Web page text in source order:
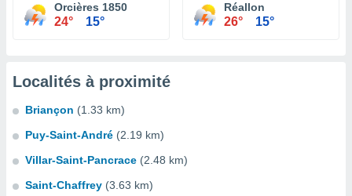
Orcières 1850
24° 15°
Réallon
26° 15°
Localités à proximité
Briançon (1.33 km)
Puy-Saint-André (2.19 km)
Villar-Saint-Pancrace (2.48 km)
Saint-Chaffrey (3.63 km)